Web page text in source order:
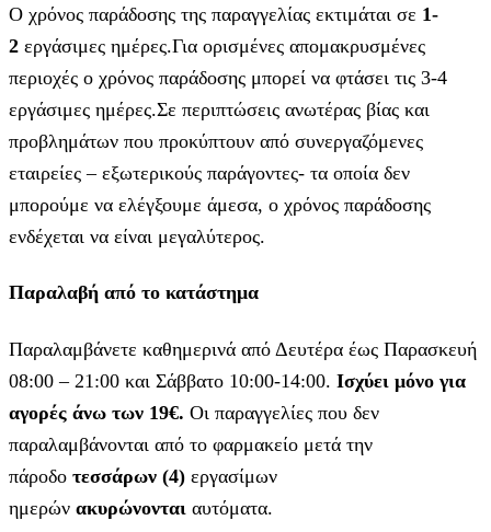
Ο χρόνος παράδοσης της παραγγελίας εκτιμάται σε 1-
2 εργάσιμες ημέρες.Για ορισμένες απομακρυσμένες
περιοχές ο χρόνος παράδοσης μπορεί να φτάσει τις 3-4
εργάσιμες ημέρες.Σε περιπτώσεις ανωτέρας βίας και
προβλημάτων που προκύπτουν από συνεργαζόμενες
εταιρείες – εξωτερικούς παράγοντες- τα οποία δεν
μπορούμε να ελέγξουμε άμεσα, ο χρόνος παράδοσης
ενδέχεται να είναι μεγαλύτερος.
Παραλαβή από το κατάστημα
Παραλαμβάνετε καθημερινά από Δευτέρα έως Παρασκευή
08:00 – 21:00 και Σάββατο 10:00-14:00. Ισχύει μόνο για
αγορές άνω των 19€. Οι παραγγελίες που δεν
παραλαμβάνονται από το φαρμακείο μετά την
πάροδο τεσσάρων (4) εργασίμων
ημερών ακυρώνονται αυτόματα.